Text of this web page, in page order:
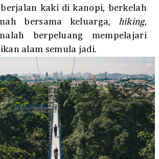
kaki di kanopi, berkelah
bersama keluarga, hiking,
berpeluang mempelajari
alam semula jadi.